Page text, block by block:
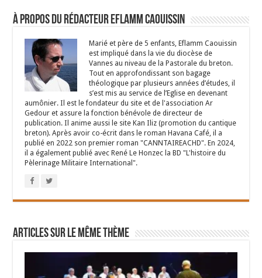
À propos du rédacteur Eflamm Caouissin
Marié et père de 5 enfants, Eflamm Caouissin
est impliqué dans la vie du diocèse de
Vannes au niveau de la Pastorale du breton.
Tout en approfondissant son bagage
théologique par plusieurs années d’études, il
s’est mis au service de l’Eglise en devenant
aumônier. Il est le fondateur du site et de l'association Ar
Gedour et assure la fonction bénévole de directeur de
publication. Il anime aussi le site Kan Iliz (promotion du cantique
breton). Après avoir co-écrit dans le roman Havana Café, il a
publié en 2022 son premier roman "CANNTAIREACHD". En 2024,
il a également publié avec René Le Honzec la BD "L'histoire du
Pèlerinage Militaire International".
Articles sur le même thème